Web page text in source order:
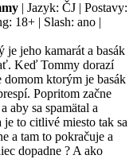
| Jazyk: ČJ | Postavy:
18+ | Slash: ano |
jeho kamarát a basák
Keď Tommy dorazí
ktorým je basák
Popritom začne
aby sa spamätal a
to citlivé miesto tak sa
a tam to pokračuje a
dopadne ? A ako